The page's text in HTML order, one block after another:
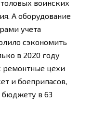
воинских
А оборудование
учета
сэкономить
в 2020 году
ремонтные цехи
и боеприпасов,
бюджету в 63